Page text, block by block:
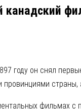
канадский
году он снял
страны,
фильмах с